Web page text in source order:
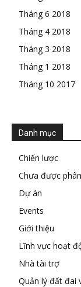
Tháng 6 2018
Tháng 4 2018
Tháng 3 2018
Tháng 1 2018
Tháng 10 2017
Danh mục
Chiến lược
Chưa được
Dự án
Events
Giới thiệu
Lĩnh vực hoạt
Nhà tài trợ
Quản lý đất đai